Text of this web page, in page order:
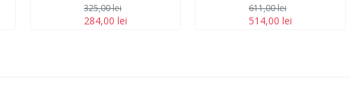
284,00 lei
325,00 lei
514,00 lei
611,00 lei